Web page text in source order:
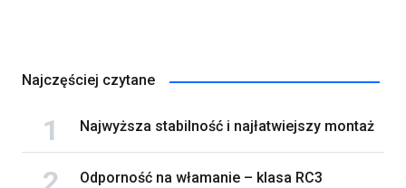
Najczęściej czytane
Najwyższa stabilność i najłatwiejszy montaż
Odporność na włamanie – klasa RC3